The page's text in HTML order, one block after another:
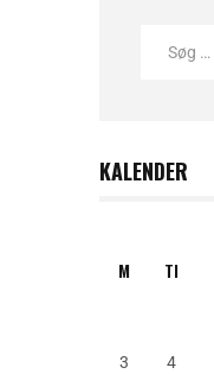
KALENDER
M TI
3 4